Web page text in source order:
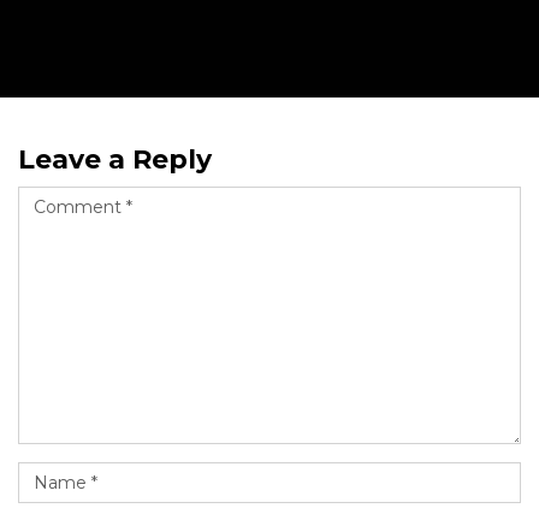
Leave a Reply